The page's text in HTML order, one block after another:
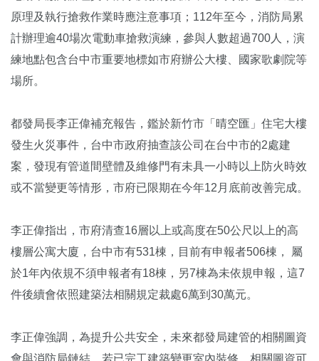
原理及執行搶救作業時應注意事項；112年至今，消防局累
計辦理逾40場次電動車搶救演練，參與人數超過700人，演
練地點包含台中市重要地標如市府辦公大樓、國家歌劇院等
場所。
都發局長李正偉補充報告，鑑於新竹市「晴空匯」住宅大樓
發生火災事件，台中市政府抽查該公司在台中市的2處建
案，發現有管道間壁體及維修門有未具一小時以上防火時效
或不當變更等情形，市府已限期在今年12月底前改善完成。
李正偉指出，市府清查16層以上或高度在50公尺以上的高
樓層公寓大廈，台中市有531棟，目前有申報者506棟， 屬
於1年內依規不須申報者有18棟，另7棟為未依規申報，這7
件後續會依照建築法相關規定裁處6萬到30萬元。
李正偉強調，為提升公共安全，未來都發局建管的相關圖資